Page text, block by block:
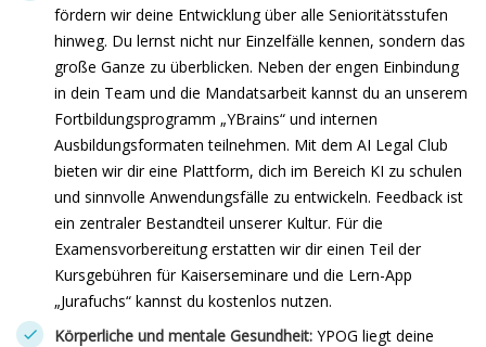
fördern wir deine Entwicklung über alle Senioritätsstufen
hinweg. Du lernst nicht nur Einzelfälle kennen, sondern das
große Ganze zu überblicken. Neben der engen Einbindung
in dein Team und die Mandatsarbeit kannst du an unserem
Fortbildungsprogramm „YBrains“ und internen
Ausbildungsformaten teilnehmen. Mit dem AI Legal Club
bieten wir dir eine Plattform, dich im Bereich KI zu schulen
und sinnvolle Anwendungsfälle zu entwickeln. Feedback ist
ein zentraler Bestandteil unserer Kultur. Für die
Examensvorbereitung erstatten wir dir einen Teil der
Kursgebühren für Kaiserseminare und die Lern-App
„Jurafuchs“ kannst du kostenlos nutzen.
Körperliche und mentale Gesundheit: YPOG liegt deine